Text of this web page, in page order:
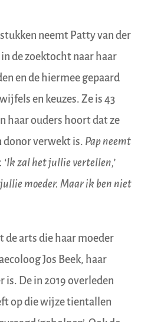
neemt Patty van der
in de zoektocht naar haar
en de hiermee gepaard
en keuzes. Ze is 43
haar ouders hoort dat ze
donor verwekt is. Pap neemt
‘Ik zal het jullie vertellen,’
moeder. Maar ik ben niet
de arts die haar moeder
Jos Beek, haar
is. De in 2019 overleden
op die wijze tientallen